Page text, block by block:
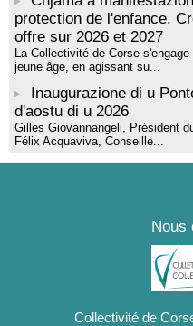
protection de l'enfance.
offre sur 2026 et 2027
La Collectivité de Corse
jeune âge, en agissant su...
Inaugurazione di u
d'aostu di u 2026
Gilles Giovannangeli, Président
Félix Acquaviva, Conseille...
Nous
Collectivité de